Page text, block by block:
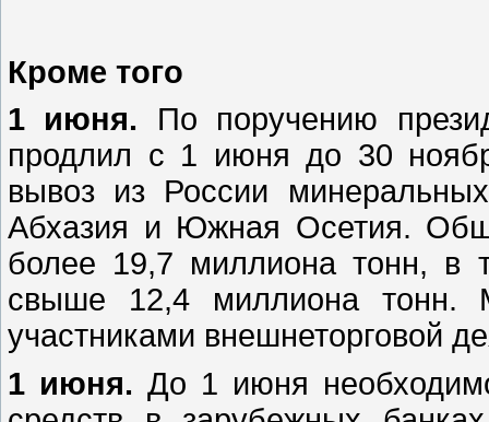
Кроме того
1 июня. По поручению
продлил с 1 июня до 30
вывоз из России
Абхазия и Южная Осетия.
более 19,7 миллиона тонн, в
свыше 12,4 миллиона тонн.
участниками внешнеторговой
1 июня. До 1 июня